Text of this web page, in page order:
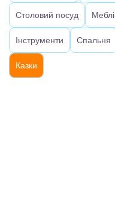
Столовий посуд Меблі
Інструменти Спальня
Казки